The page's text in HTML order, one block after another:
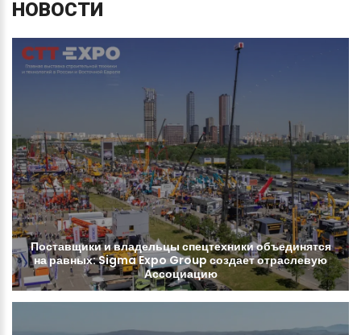
НОВОСТИ
Поставщикиивладельцы спецтехникиобъединятся
наравных:SigmaExpo Group создаетотраслевую
Ассоциацию